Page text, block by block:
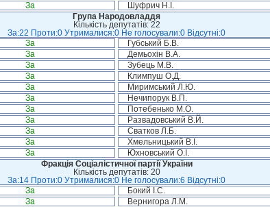
За Шуфрич Н.І.
Група Народовладдя
Кількість депутатів: 22
За:22 Проти:0 Утрималися:0 Не голосували:0 Відсутні:0
За Губський Б.В.
За Демьохін В.А.
За Зубець М.В.
За Климпуш О.Д.
За Миримський Л.Ю.
За Нечипорук В.П.
За Потебенько М.О.
За Развадовський В.Й.
За Сватков Л.Б.
За Хмельницький В.І.
За Юхновський О.І.
Фракція Соціалістичної партії України
Кількість депутатів: 20
За:14 Проти:0 Утрималися:0 Не голосували:6 Відсутні:0
За Бокий І.С.
За Вернигора Л.М.